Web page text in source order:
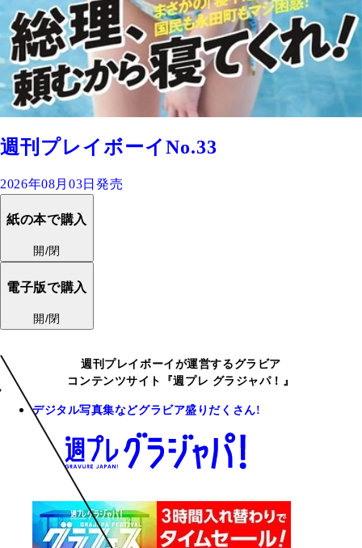
週刊プレイボーイNo.33
2026年08月03日発売
紙の本で購入
開/閉
電子版で購入
開/閉
週刊プレイボーイが運営するグラビア
コンテンツサイト『週プレ グラジャパ！』
デジタル写真集などグラビア盛りだくさん!